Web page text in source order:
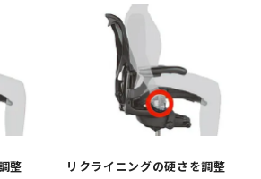
整
リクライニングの硬さを調整